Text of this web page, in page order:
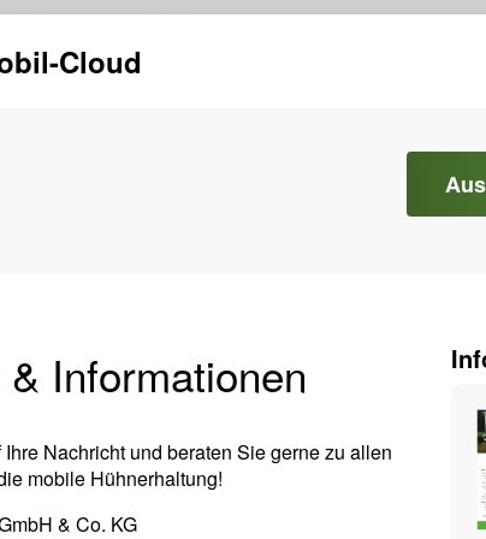
Cloud
& Informationen
Nachricht und beraten Sie gerne zu allen
mobile Hühnerhaltung!
& Co. KG